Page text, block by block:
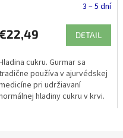
3 – 5 dní
DETAIL
cukru. Gurmar sa
používa v ajurvédskej
pri udržiavaní
hladiny cukru v krvi.